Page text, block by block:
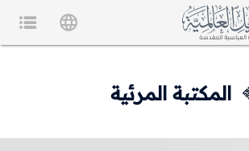
المكتبة المرئية